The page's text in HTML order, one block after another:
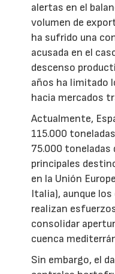
alertas en el
volumen de
ha sufrido una
acusada en el
descenso
años ha limitado
hacia mercados
Actualmente,
115.000
75.000 toneladas
principales
en la Unión
Italia), aunque
realizan
consolidar
cuenca
Sin embargo, el